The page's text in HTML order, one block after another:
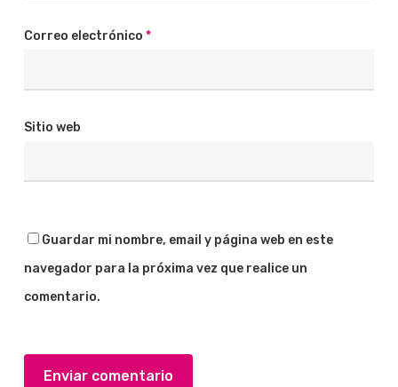
Correo electrónico *
Sitio web
Guardar mi nombre, email y página web en este
navegador para la próxima vez que realice un
comentario.